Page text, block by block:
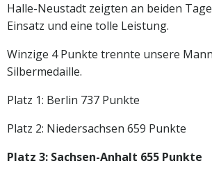
Halle-Neustadt zeigten an beiden
Einsatz und eine tolle Leistung.
Winzige 4 Punkte trennte unsere
Silbermedaille.
Platz 1: Berlin 737 Punkte
Platz 2: Niedersachsen 659 Punkte
Platz 3: Sachsen-Anhalt 655 Punkte